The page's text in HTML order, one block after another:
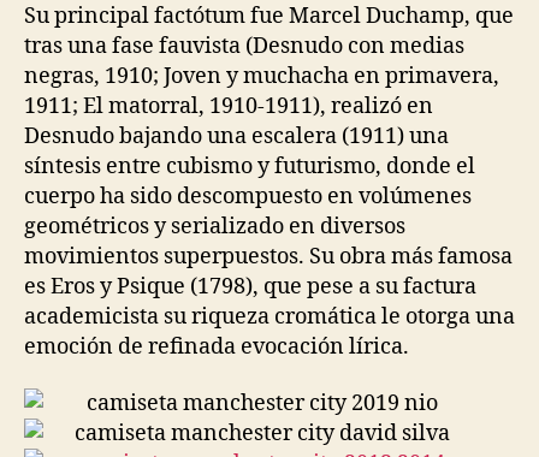
Su principal factótum fue Marcel Duchamp, que
tras una fase fauvista (Desnudo con medias
negras, 1910; Joven y muchacha en primavera,
1911; El matorral, 1910-1911), realizó en
Desnudo bajando una escalera (1911) una
síntesis entre cubismo y futurismo, donde el
cuerpo ha sido descompuesto en volúmenes
geométricos y serializado en diversos
movimientos superpuestos. Su obra más famosa
es Eros y Psique (1798), que pese a su factura
academicista su riqueza cromática le otorga una
emoción de refinada evocación lírica.